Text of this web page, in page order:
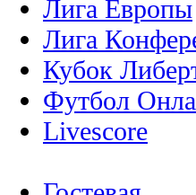
Лига Европы
Лига
Кубок
Футбол
Livescore